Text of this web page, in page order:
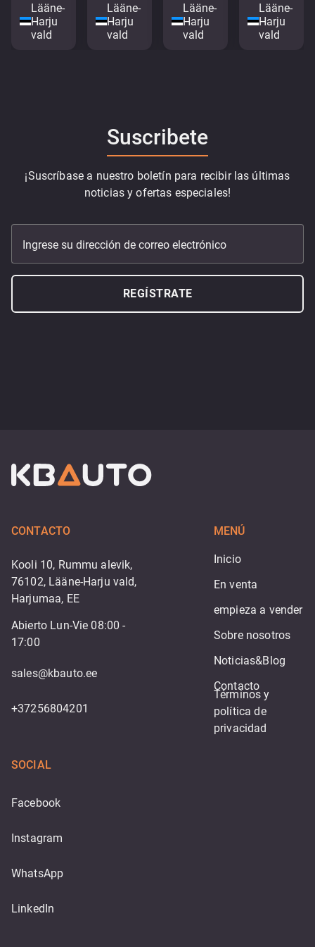
Lääne-
Harju
vald
Lääne-
Harju
vald
Lääne-
Harju
vald
Lääne-
Harju
vald
Suscribete
¡Suscríbase a nuestro boletín para recibir las últimas
noticias y ofertas especiales!
Ingrese su dirección de correo electrónico
REGÍSTRATE
CONTACTO
Kooli 10, Rummu alevik,
76102, Lääne-Harju vald,
Harjumaa, EE
Abierto Lun-Vie 08:00 -
17:00
sales@kbauto.ee
+37256804201
MENÚ
Inicio
En venta
empieza a vender
Sobre nosotros
Noticias&Blog
Contacto
Términos y
política de
privacidad
SOCIAL
Facebook
Instagram
WhatsApp
LinkedIn